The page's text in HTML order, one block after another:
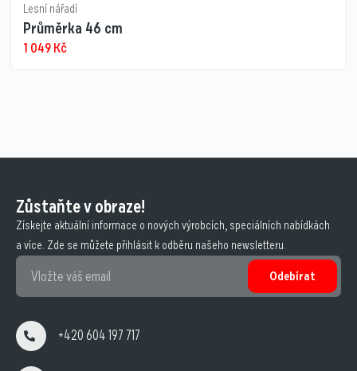
Lesní nářadí
Průměrka 46 cm
1 049Kč
Zůstaňte v obraze!
Získejte aktuální informace o nových výrobcích, speciálních nabídkách
a více. Zde se můžete přihlásit k odběru našeho newsletteru.
Odebírat
+420 604 197 717